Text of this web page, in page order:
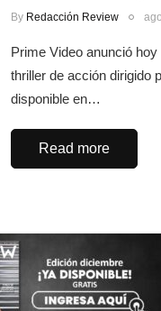
By Redacción Review
Prime Video anunció
thriller de acción dirigido
disponible en…
Read more